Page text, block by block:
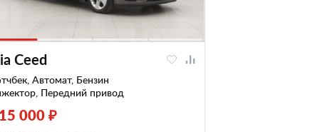
Ceed
Автомат, Бензин
Передний привод
000 ₽